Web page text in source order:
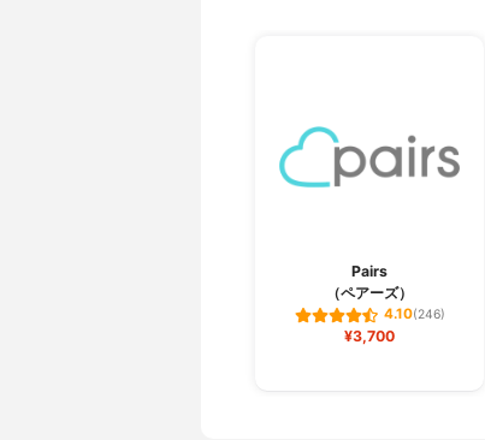
Pairs
（ペアーズ）
4.10(246)
¥3,700